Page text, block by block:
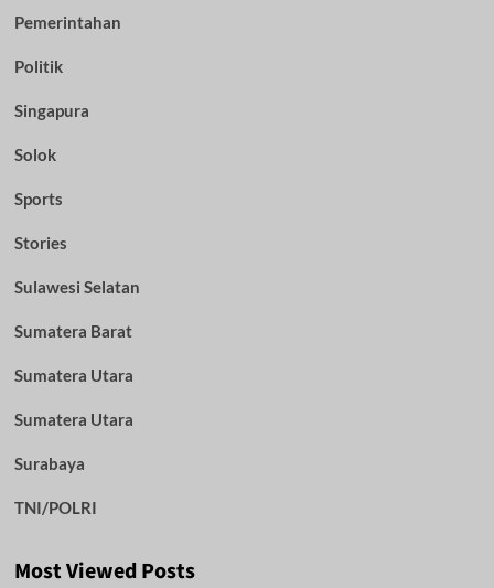
Pemerintahan
Politik
Singapura
Solok
Sports
Stories
Sulawesi Selatan
Sumatera Barat
Sumatera Utara
Sumatera Utara
Surabaya
TNI/POLRI
Most Viewed Posts